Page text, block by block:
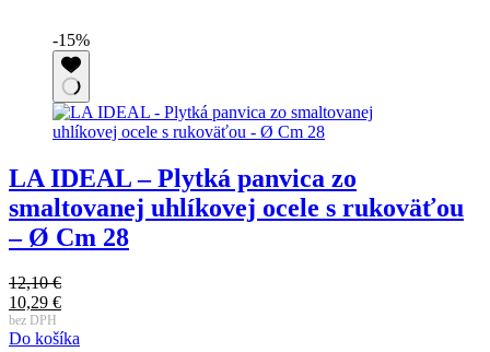
-15%
LA IDEAL – Plytká panvica zo
smaltovanej uhlíkovej ocele s rukoväťou
– Ø Cm 28
12,10€
Pôvodná
cena
bola:
10,29 €
Aktuálna
cena
bez DPH
Do košíka